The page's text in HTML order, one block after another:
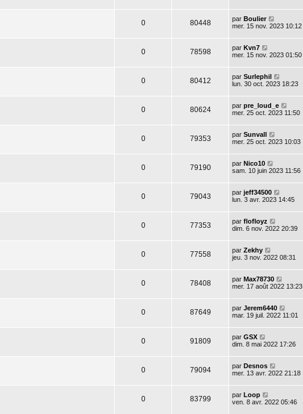
0 80448 par Boulier
mer. 15 nov. 2023 10:12
0 78598 par Kvn7
mer. 15 nov. 2023 01:50
0 80412 par Surlephil
lun. 30 oct. 2023 18:23
0 80624 par pre_loud_e
mer. 25 oct. 2023 11:50
0 79353 par Sunvall
mer. 25 oct. 2023 10:03
0 79190 par Nico10
sam. 10 juin 2023 11:56
0 79043 par jeff34500
lun. 3 avr. 2023 14:45
0 77353 par flofloyz
dim. 6 nov. 2022 20:39
0 77558 par Zekhy
jeu. 3 nov. 2022 08:31
0 78408 par Max78730
mer. 17 août 2022 13:23
0 87649 par Jerem6440
mar. 19 juil. 2022 11:01
0 91809 par GSX
dim. 8 mai 2022 17:26
0 79094 par Desnos
mer. 13 avr. 2022 21:18
0 83799 par Loop
ven. 8 avr. 2022 05:46